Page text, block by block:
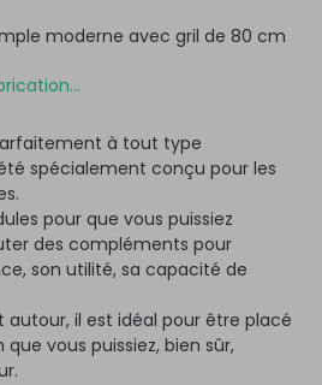
moderne avec gril de 80 cm
à tout type
spécialement conçu pour les
pour que vous puissiez
des compléments pour
son utilité, sa capacité de
il est idéal pour être placé
vous puissiez, bien sûr,